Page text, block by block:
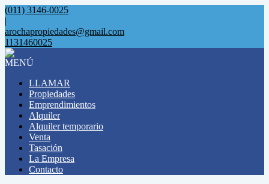
(011) 3146-0025
|
arochapropiedades@gmail.com
1131460025
MENÚ
LLAMAR
Propiedades
Emprendimientos
Alquiler
Alquiler temporario
Venta
Tasación
La Empresa
Contacto